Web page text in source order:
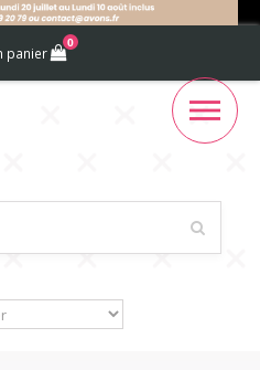
panier
0